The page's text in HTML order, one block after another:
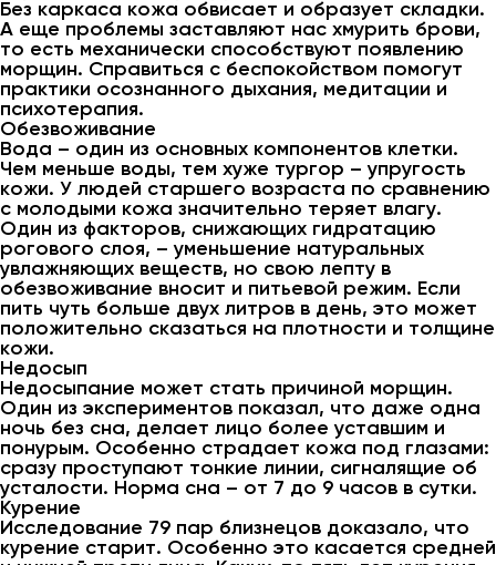
Без каркаса кожа обвисает и образует складки.
А еще проблемы заставляют нас хмурить брови,
то есть механически способствуют появлению
морщин. Справиться с беспокойством помогут
практики осознанного дыхания, медитации и
психотерапия.
Обезвоживание
Вода – один из основных компонентов клетки.
Чем меньше воды, тем хуже тургор – упругость
кожи. У людей старшего возраста по сравнению
с молодыми кожа значительно теряет влагу.
Один из факторов, снижающих гидратацию
рогового слоя, – уменьшение натуральных
увлажняющих веществ, но свою лепту в
обезвоживание вносит и питьевой режим. Если
пить чуть больше двух литров в день, это может
положительно сказаться на плотности и толщине
кожи.
Недосып
Недосыпание может стать причиной морщин.
Один из экспериментов показал, что даже одна
ночь без сна, делает лицо более уставшим и
понурым. Особенно страдает кожа под глазами:
сразу проступают тонкие линии, сигналящие об
усталости. Норма сна – от 7 до 9 часов в сутки.
Курение
Исследование 79 пар близнецов доказало, что
курение старит. Особенно это касается средней